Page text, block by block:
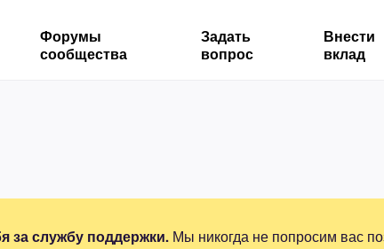
Форумы
сообщества
Задать
вопрос
Внести
вклад
за службу поддержки. Мы никогда не попросим вас